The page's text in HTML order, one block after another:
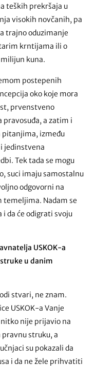
teških prekršaja u
visokih novčanih, pa
trajno oduzimanje
krntijama ili o
kuna.
postepenih
oko koje mora
prvenstveno
pravosuđa, a zatim i
pitanjima, između
jedinstvena
Tek tada se mogu
suci imaju samostalnu
odgovorni na
temeljima. Nadam se
i da će odigrati svoju
USKOK-a
u danim
stvari, ne znam.
USKOK-a Vanje
nitko nije prijavio na
pravnu struku, a
su pokazali da
i da ne žele prihvatiti